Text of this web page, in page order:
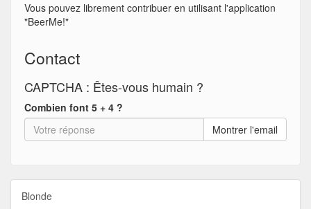
Vous pouvez librement contribuer en utilisant l'application
"BeerMe!"
Contact
CAPTCHA : Êtes-vous humain ?
Combien font 5 + 4 ?
Montrer l'email
Blonde